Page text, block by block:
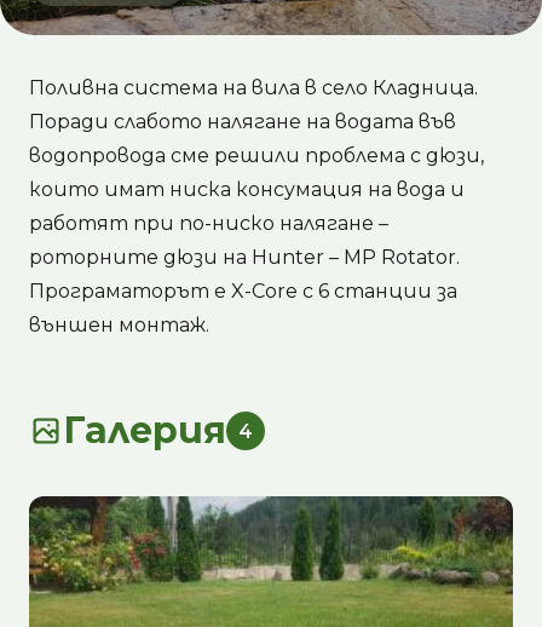
Поливна система на вила в село Кладница.
Поради слабото налягане на водата във
водопровода сме решили проблема с дюзи,
които имат ниска консумация на вода и
работят при по-ниско налягане –
роторните дюзи на Hunter – MP Rotator.
Програматорът е X-Core с 6 станции за
външен монтаж.
Галерия 4